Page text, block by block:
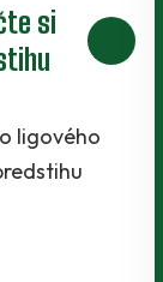
pohára.
v
súbojom 1.
do neďalekej